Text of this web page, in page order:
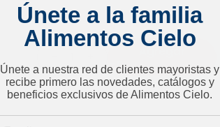
Caja
10 kg.
S/65.20
Agregar
Únete a la familia
Alimentos Cielo
Únete a nuestra red de clientes mayoristas y
recibe primero las novedades, catálogos y
beneficios exclusivos de Alimentos Cielo.